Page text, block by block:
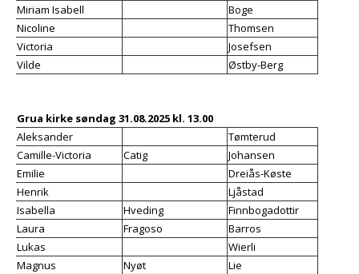
Miriam Isabell
Boge
Nicoline
Thomsen
Victoria
Josefsen
Vilde
Østby-Berg
Grua kirke søndag 31.08.2025 kl. 13.00
Aleksander
Tømterud
Camille-Victoria
Catig
Johansen
Emilie
Dreiås-Køste
Henrik
Ljåstad
Isabella
Hveding
Finnbogadottir
Laura
Fragoso
Barros
Lukas
Wierli
Magnus
Nyfløt
Lie